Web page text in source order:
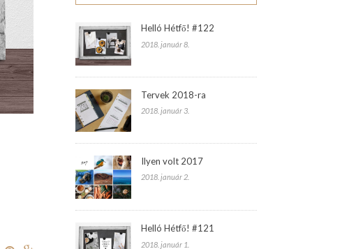
Helló Hétfő! #122
2018. január 8.
Tervek 2018-ra
2018. január 3.
Ilyen volt 2017
2018. január 2.
Helló Hétfő! #121
2018. január 1.